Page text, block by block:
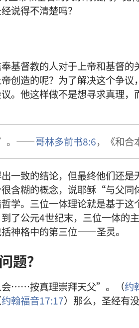
说得不清楚吗？
基督教的人对于上帝和基督的
创造的呢？为了解决这个争议
。他这样做不是想寻求真理，
”。——哥林多前书8:6，《和合
一致的结论，但最终他们还是
含糊的概念，说耶稣“与父
学。三位一体理论就是基于这
了公元4世纪末，三位一体的
神格中的第三位——圣灵。
题？
会……按真理崇拜天父”。（约
约翰福音17:17）那么，圣经有没